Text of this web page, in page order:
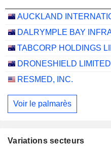
DRONESHIELD LIMITED
RESMED, INC.
Voir le palmarès
Variations secteurs